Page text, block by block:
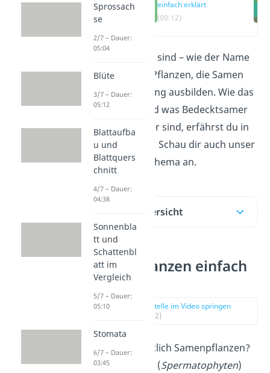
einfach erklärt
(00:12)
Samenpflanzen sind – wie der Name
schon verrät – Pflanzen, die Samen
zur Fortpflanzung ausbilden. Wie das
funktioniert und was Bedecktsamer
und Nacktsamer sind, erfährst du in
diesem Beitrag! Schau dir auch unser
Videozu dem Thema an.
Inhaltsübersicht
Samenpflanzen einfach
erklärt
zur Stelle im Video springen
(00:12)
Was sind eigentlich Samenpflanzen?
Samenpflanzen (Spermatophyten)
Sprossach
se
2/7 – Dauer:
05:04
Blüte
3/7 – Dauer:
05:12
Blattaufba
u und
Blattquers
chnitt
4/7 – Dauer:
04:38
Sonnenbla
tt und
Schattenbl
att im
Vergleich
5/7 – Dauer:
05:10
Stomata
6/7 – Dauer:
03:45